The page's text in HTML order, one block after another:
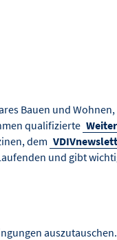
Bauen und
qualifizierte
dem
und gibt